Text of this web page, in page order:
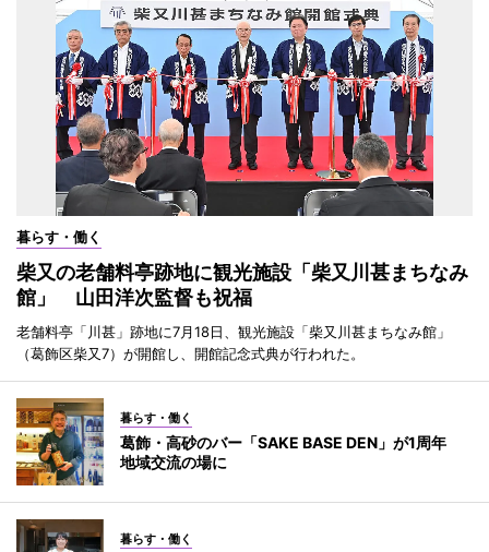
暮らす・働く
柴又の老舗料亭跡地に観光施設「柴又川甚まちなみ
館」 山田洋次監督も祝福
老舗料亭「川甚」跡地に7月18日、観光施設「柴又川甚まちなみ館」
（葛飾区柴又7）が開館し、開館記念式典が行われた。
暮らす・働く
葛飾・高砂のバー「SAKE BASE DEN」が1周年
地域交流の場に
暮らす・働く